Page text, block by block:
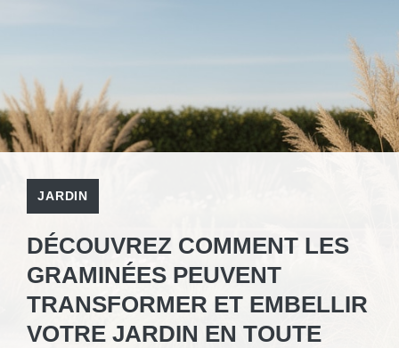
JARDIN
DÉCOUVREZ COMMENT LES
GRAMINÉES PEUVENT
TRANSFORMER ET EMBELLIR
VOTRE JARDIN EN TOUTE